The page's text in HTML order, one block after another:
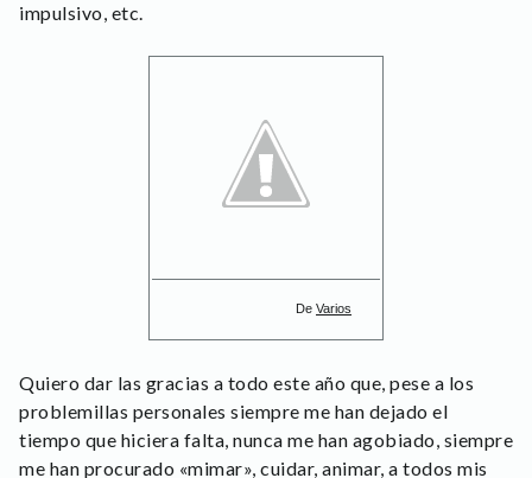
impulsivo, etc.
De Varios
Quiero dar las gracias a todo este año que, pese a los
problemillas personales siempre me han dejado el
tiempo que hiciera falta, nunca me han agobiado, siempre
me han procurado «mimar», cuidar, animar, a todos mis